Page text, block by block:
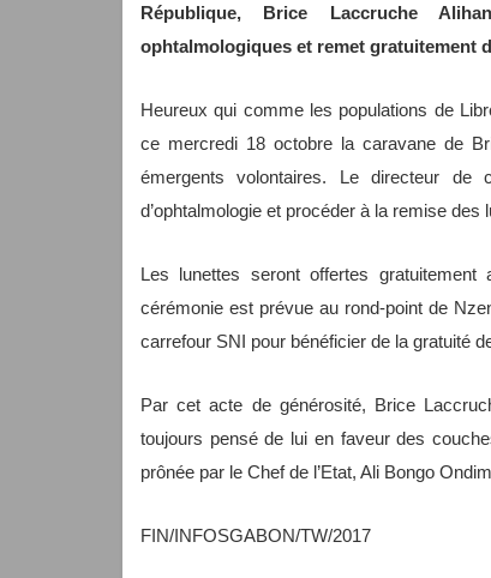
République, Brice Laccruche
ophtalmologiques et remet gratuitement
Heureux qui comme les populations de
ce mercredi 18 octobre la caravane de
émergents volontaires. Le directeur de
d’ophtalmologie et procéder à la remise
Les lunettes seront offertes
cérémonie est prévue au rond-point de
carrefour SNI pour bénéficier de la gratuité
Par cet acte de générosité, Brice
toujours pensé de lui en faveur des
prônée par le Chef de l’Etat, Ali Bongo
FIN/INFOSGABON/TW/2017